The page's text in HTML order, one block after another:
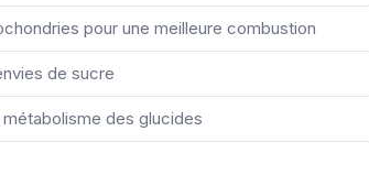
pour une meilleure combustion
de sucre
des glucides